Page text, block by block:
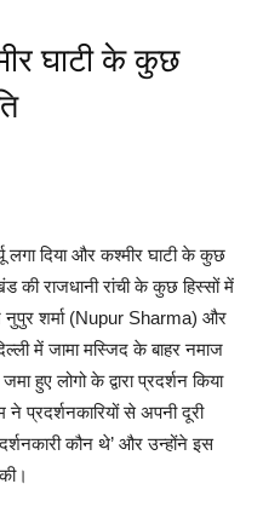
घाटी के कुछ
लगा दिया और कश्मीर घाटी के कुछ
की राजधानी रांची के कुछ हिस्सों में
नुपुर शर्मा (Nupur Sharma) और
में जामा मस्जिद के बाहर नमाज
हुए लोगो के द्वारा प्रदर्शन किया
ने प्रदर्शनकारियों से अपनी दूरी
कौन थे’ और उन्होंने इस